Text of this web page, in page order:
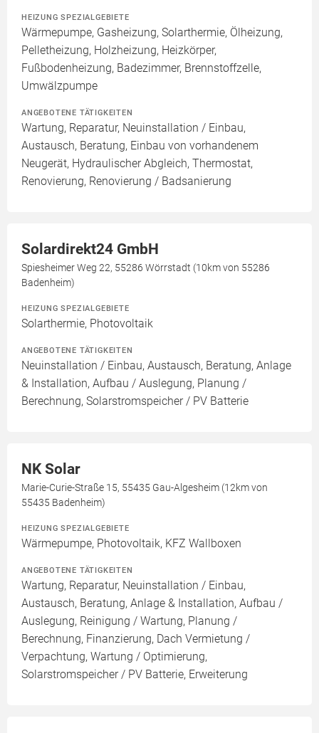
HEIZUNG SPEZIALGEBIETE
Wärmepumpe, Gasheizung, Solarthermie, Ölheizung,
Pelletheizung, Holzheizung, Heizkörper,
Fußbodenheizung, Badezimmer, Brennstoffzelle,
Umwälzpumpe
ANGEBOTENE TÄTIGKEITEN
Wartung, Reparatur, Neuinstallation / Einbau,
Austausch, Beratung, Einbau von vorhandenem
Neugerät, Hydraulischer Abgleich, Thermostat,
Renovierung, Renovierung / Badsanierung
Solardirekt24 GmbH
Spiesheimer Weg 22, 55286 Wörrstadt (10km von 55286
Badenheim)
HEIZUNG SPEZIALGEBIETE
Solarthermie, Photovoltaik
ANGEBOTENE TÄTIGKEITEN
Neuinstallation / Einbau, Austausch, Beratung, Anlage
& Installation, Aufbau / Auslegung, Planung /
Berechnung, Solarstromspeicher / PV Batterie
NK Solar
Marie-Curie-Straße 15, 55435 Gau-Algesheim (12km von
55435 Badenheim)
HEIZUNG SPEZIALGEBIETE
Wärmepumpe, Photovoltaik, KFZ Wallboxen
ANGEBOTENE TÄTIGKEITEN
Wartung, Reparatur, Neuinstallation / Einbau,
Austausch, Beratung, Anlage & Installation, Aufbau /
Auslegung, Reinigung / Wartung, Planung /
Berechnung, Finanzierung, Dach Vermietung /
Verpachtung, Wartung / Optimierung,
Solarstromspeicher / PV Batterie, Erweiterung